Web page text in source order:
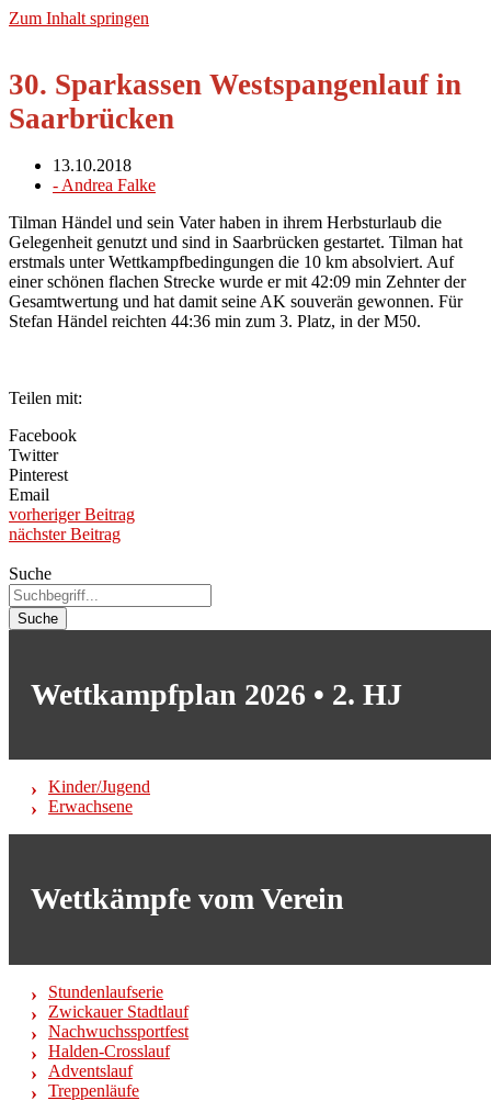
Zum Inhalt springen
30. Sparkassen Westspangenlauf in
Saarbrücken
13.10.2018
- Andrea Falke
Tilman Händel und sein Vater haben in ihrem Herbsturlaub die
Gelegenheit genutzt und sind in Saarbrücken gestartet. Tilman hat
erstmals unter Wettkampfbedingungen die 10 km absolviert. Auf
einer schönen flachen Strecke wurde er mit 42:09 min Zehnter der
Gesamtwertung und hat damit seine AK souverän gewonnen. Für
Stefan Händel reichten 44:36 min zum 3. Platz, in der M50.
Teilen mit:
Facebook
Twitter
Pinterest
Email
vorheriger Beitrag
nächster Beitrag
Suche
Suche
Wettkampfplan 2026 • 2. HJ
Kinder/Jugend
Erwachsene
Wettkämpfe vom Verein
Stundenlaufserie
Zwickauer Stadtlauf
Nachwuchssportfest
Halden-Crosslauf
Adventslauf
Treppenläufe